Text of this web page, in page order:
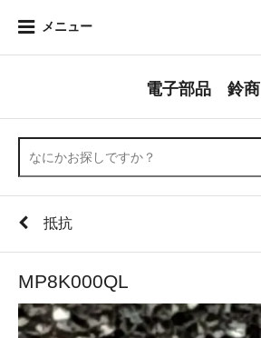
メニュー
電子部品 鈴商
抵抗
MP8K000QL